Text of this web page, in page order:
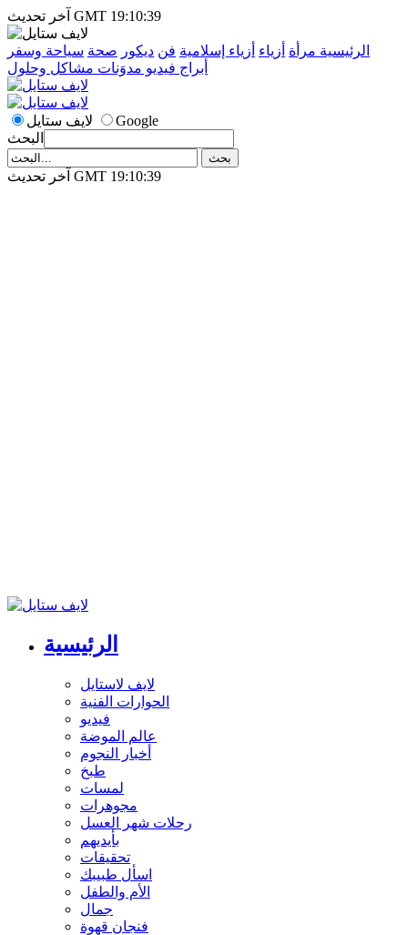
آخر تحديث GMT 19:10:39
الرئيسية مرأة أزياء أزياء إسلامية فن ديكور صحة سياحة وسفر
أبراج فيديو مدوَنات مشاكل وحلول
لايف ستايل
Google
البحث
آخر تحديث GMT 19:10:39
الرئيسية
لايف لاستايل
الحوارات الفنية
فيديو
عالم الموضة
أخبار النجوم
طبخ
لمسات
مجوهرات
رحلات شهر العسل
بأيديهم
تحقيقات
اسأل طبيبك
الأم والطفل
جمال
فنجان قهوة